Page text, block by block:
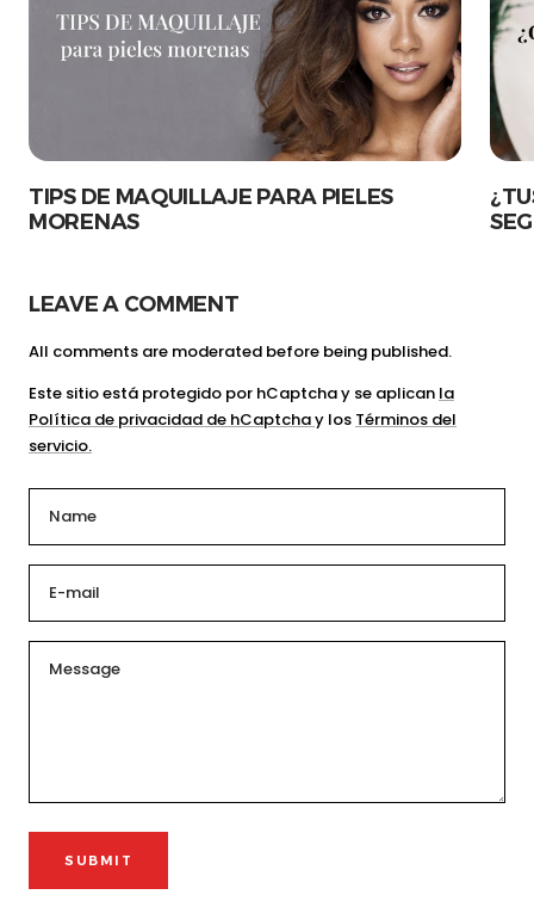
TIPS DE MAQUILLAJE PARA PIELES
MORENAS
LEAVE A COMMENT
All comments are moderated before being published.
Este sitio está protegido por hCaptcha y se aplican la
Política de privacidad de hCaptchay los Términos del
servicio.
Name
E-mail
Message
SUBMIT